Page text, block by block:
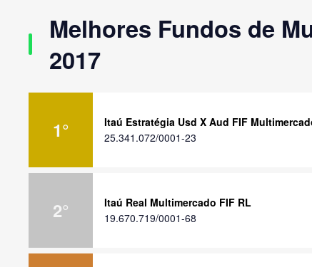
Melhores Fundos de
2017
1°
Itaú Estratégia Usd X Aud FIF
25.341.072/0001-23
2°
Itaú Real Multimercado FIF RL
19.670.719/0001-68